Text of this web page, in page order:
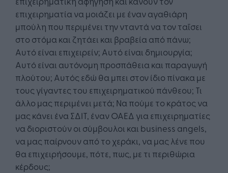
επιχειρηματία να μοιάζει με έναν αγαθιάρη
μπούλη που περιμένει την νταντά να τον ταΐσει
στο στόμα και ζητάει και βραβεία από πάνω;
Αυτό είναι επιχειρείν; Αυτό είναι δημιουργία;
Αυτό είναι αυτόνομη προσπάθεια και παραγωγή
πλούτου; Αυτός εδώ θα μπει στον ίδιο πίνακα με
τους γίγαντες του επιχειρηματικού πάνθεου; Τι
άλλο μας περιμένει μετά; Να πούμε το κράτος να
μας κάνει ένα ΣΔΙΤ, έναν ΟΑΕΔ για επιχειρηματίες
να διοριστούν οι σύμβουλοι και business angels,
να μας παίρνουν από το χεράκι, να μας λένε που
θα επιχειρήσουμε, πότε, πως, με τι περιθώρια
κέρδους;